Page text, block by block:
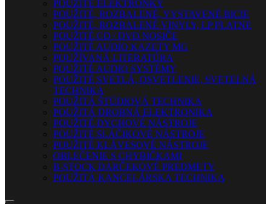
POUŽITÉ ELEKTRÓNKY
POUŽITÉ, ROZBALENÉ, VYSTAVENÉ BICIE
POUŽITÉ, ROZBALENÉ VINYLY, LP PLATNE
POUŽITÉ CD / DVD NOSIČE
POUŽITÉ AUDIO KAZETY MG
POUŽÍVANÁ LITERATÚRA
POUŽITÉ AUDIO SYSTÉMY
POUŽITÉ SVETLÁ, OSVETLENIE, SVETELNÁ
TECHNIKA
POUŽITÁ ŠTÚDIOVÁ TECHNIKA
POUŽITÁ DROBNÁ ELEKTRONIKA
POUŽITÉ DYCHOVÉ NÁSTROJE
POUŽITÉ SLÁČIKOVÉ NÁSTROJE
POUŽITÉ KLÁVESOVÉ NÁSTROJE
OBLEČENIE S CHYBIČKAMI
B-STOCK DARČEKOVÉ PREDMETY
POUŽITÁ KANCELÁRSKA TECHNIKA